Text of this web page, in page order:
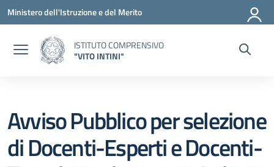
Vai ai contenuti
Vai al menu di navigazione
Vai al footer
Ministero dell'Istruzione e del Merito
ISTITUTO COMPRENSIVO
"VITO INTINI"
Avviso Pubblico per selezione
di Docenti-Esperti e Docenti-